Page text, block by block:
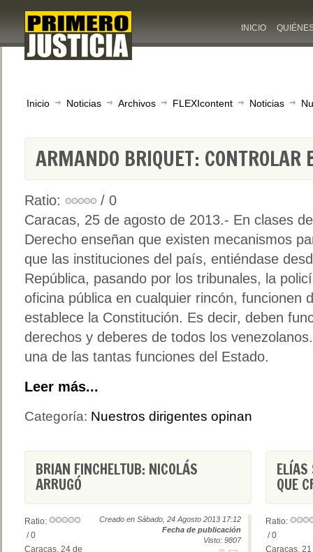
INICIO
Inicio Noticias Archivos FLEXIcontent Noticias
ARMANDO BRIQUET: CONTROLAR
Ratio:
/ 0
Caracas, 25 de agosto de 2013.- En clases de
Derecho enseñan que existen mecanismos
que las instituciones del país, entiéndase
República, pasando por los tribunales, la
oficina pública en cualquier rincón, funcionen
establece la Constitución. Es decir, deben
derechos y deberes de todos los
una de las tantas funciones del Estado.
Leer más...
Categoría: Nuestros dirigentes opinan
BRIAN FINCHELTUB: NICOLÁS
ARRUGÓ
Creado en Sábado, 24 Agosto 2013 17:12
Fecha de publicación
Visto: 9807
Ratio:
/ 0
Caracas, 24 de
ELÍAS
QUE
Ratio:
/ 0
Caracas, 21